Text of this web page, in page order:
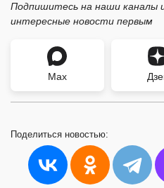
Подпишитесь на наши каналы
интересные новости первым
Max
Поделиться новостью: